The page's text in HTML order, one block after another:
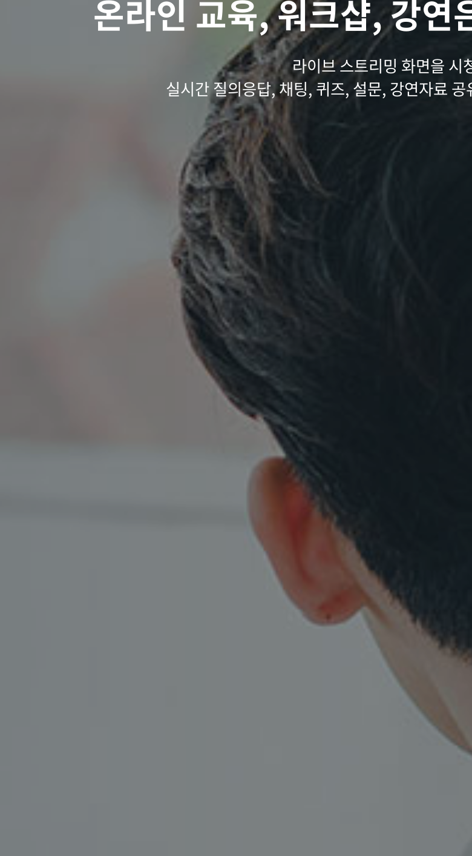
K-ICT 신SW상품대상 -
심플로우는 K-ICT 신SW상품대상 멀티미디어 &
국가가 인증하는 SW제품에게 부여되는 GS
조직 인재 개발 자동화
성격분석 전문가들이 모여서 만든 신뢰도
9가지 직원 유형의 업무스타일(work-style)과 234가지의
온라인 교육, 워크샵, 강연
라이브 스트리밍 화면을 시
실시간 질의응답, 채팅, 퀴즈, 설문, 강연자료